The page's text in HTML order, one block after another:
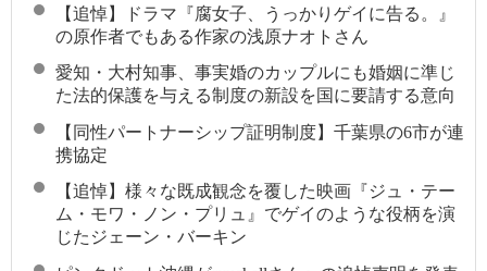
【追悼】ドラマ『腐女子、うっかりゲイに告る。』
の原作者でもある作家の浅原ナオトさん
愛知・大村知事、事実婚のカップルにも婚姻に準じ
た法的保護を与える制度の新設を国に要請する意向
【同性パートナーシップ証明制度】千葉県の6市が連
携協定
【追悼】様々な既成観念を覆した映画『ジュ・テー
ム・モワ・ノン・プリュ』でゲイのような役柄を演
じたジェーン・バーキン